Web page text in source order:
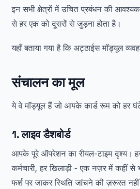
इन सभी क्षेत्रों में उचित प्रबंधन की
से हर एक को दूसरों से जुड़ना होता है।
यहाँ बताया गया है कि अट्ठाईस मॉड्यूल
संचालन का मूल
ये वे मॉड्यूल हैं जो आपके कार्ड रूम को हर
1. लाइव डैशबोर्ड
आपके पूरे ऑपरेशन का रीयल-टाइम दृश्य।
कर्मचारी, हर खिलाड़ी - एक नज़र में कहीं से
फर्श पर जाकर स्थिति जांचने की ज़रूरत